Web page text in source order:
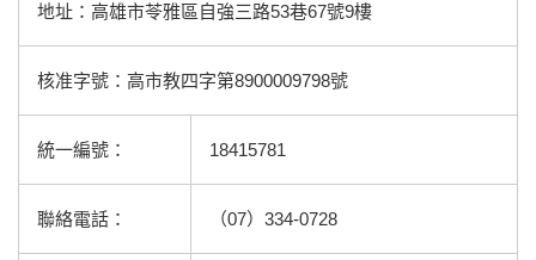
地址：高雄市苓雅區自強三路53巷67號9樓
核准字號：高市教四字第8900009798號
統一編號： 18415781
聯絡電話： （07）334-0728